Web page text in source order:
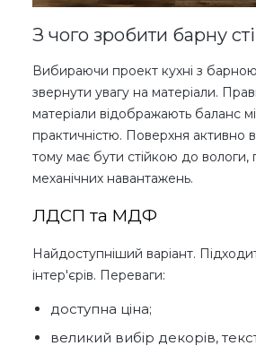
З чого зробити барну
Вибираючи проект кухні з
звернути увагу на матеріали.
матеріали відображають баланс
практичністю. Поверхня активно
тому має бути стійкою до вологи,
механічних навантажень.
ЛДСП та МДФ
Найдоступніший варіант.
інтер'єрів. Переваги:
доступна ціна;
великий вибір декорів,